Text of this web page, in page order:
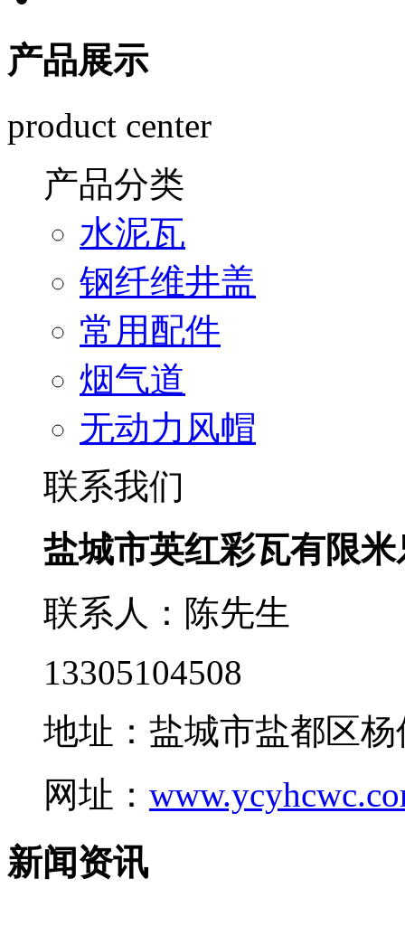
产品展示
product center
产品分类
水泥瓦
钢纤维井盖
常用配件
烟气道
无动力风帽
联系我们
盐城市英红彩瓦有限
联系人：陈先生
13305104508
地址：盐城市盐都区
网址：
新闻资讯